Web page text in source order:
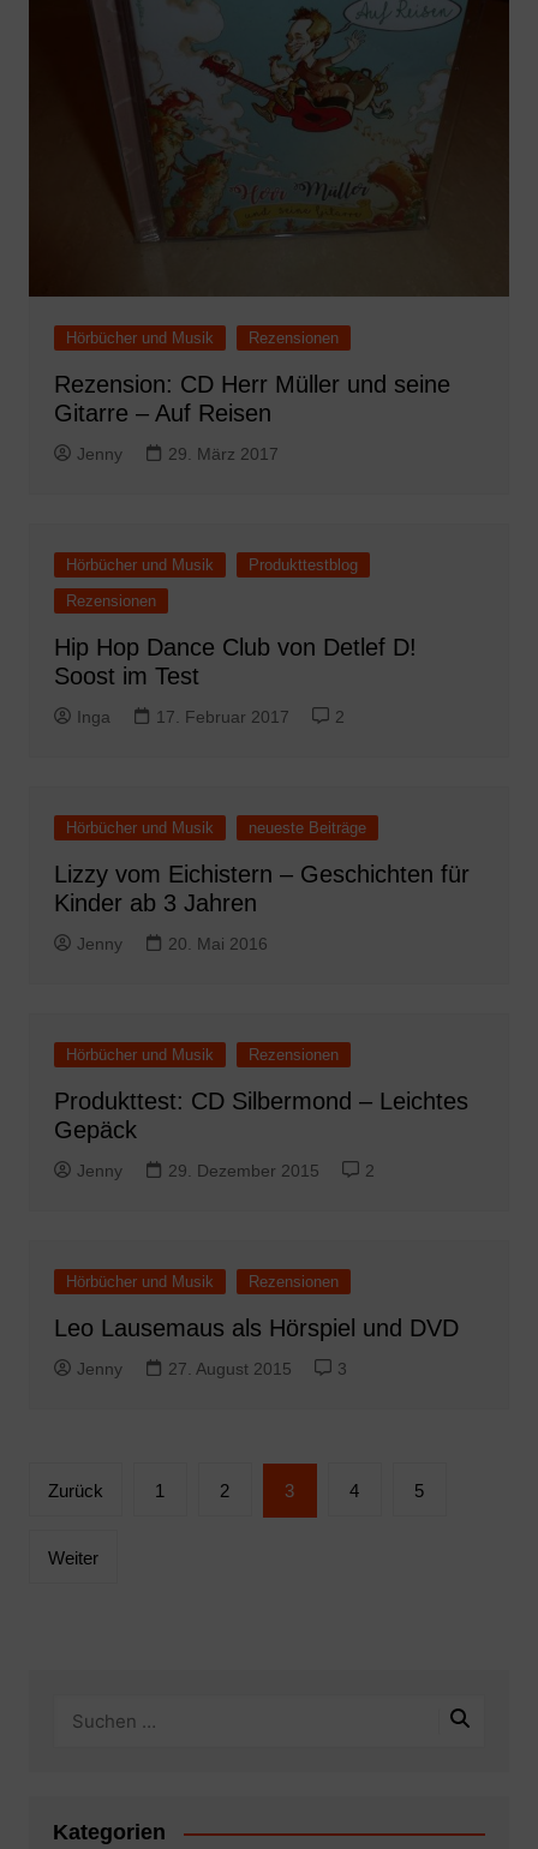
Hörbücher und Musik Rezensionen
Rezension: CD Herr Müller und seine
Gitarre – Auf Reisen
Jenny 29. März 2017
Hörbücher und Musik
Produkttestblog
Rezensionen
Hip Hop Dance Club von Detlef D!
Soost im Test
Inga 17. Februar 2017 2
Hörbücher und Musik neueste Beiträge
Lizzy vom Eichistern – Geschichten für
Kinder ab 3 Jahren
Jenny 20. Mai 2016
Hörbücher und Musik Rezensionen
Produkttest: CD Silbermond – Leichtes
Gepäck
Jenny 29. Dezember 2015 2
Hörbücher und Musik Rezensionen
Leo Lausemaus als Hörspiel und DVD
Jenny 27. August 2015 3
Seitennummerierung
Beiträge
Zurück 1 2 3 4 5
Weiter
Kategorien